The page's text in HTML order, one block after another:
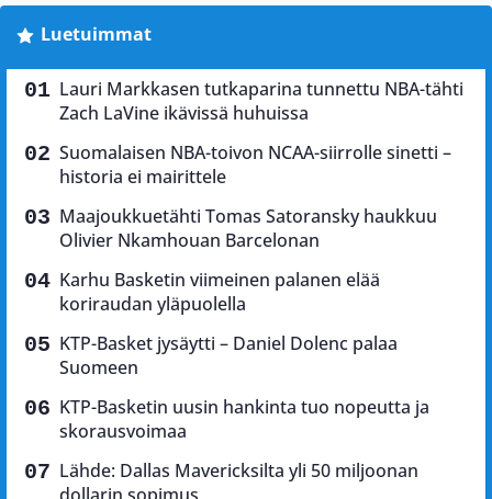
Luetuimmat
Lauri Markkasen tutkaparina tunnettu NBA-tähti
Zach LaVine ikävissä huhuissa
Suomalaisen NBA-toivon NCAA-siirrolle sinetti –
historia ei mairittele
Maajoukkuetähti Tomas Satoransky haukkuu
Olivier Nkamhouan Barcelonan
Karhu Basketin viimeinen palanen elää
koriraudan yläpuolella
KTP-Basket jysäytti – Daniel Dolenc palaa
Suomeen
KTP-Basketin uusin hankinta tuo nopeutta ja
skorausvoimaa
Lähde: Dallas Mavericksilta yli 50 miljoonan